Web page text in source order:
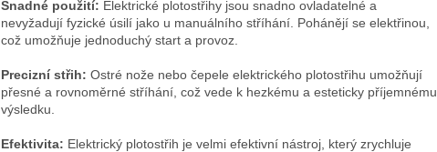
Snadné použití: Elektrické plotostřihy jsou snadno ovladatelné a
nevyžadují fyzické úsilí jako u manuálního stříhání. Pohánějí se elektřinou,
což umožňuje jednoduchý start a provoz.
Precizní střih: Ostré nože nebo čepele elektrického plotostřihu umožňují
přesné a rovnoměrné stříhání, což vede k hezkému a esteticky příjemnému
výsledku.
Efektivita: Elektrický plotostřih je velmi efektivní nástroj, který zrychluje